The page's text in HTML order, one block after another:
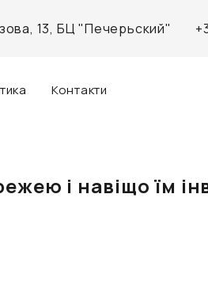
13, БЦ "Печерьский"
Контакти
і навіщо їм